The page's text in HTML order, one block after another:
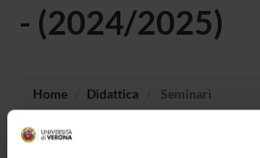
- (2024/2025)
Home Didattica Seminari
Non è stato trovato alcun seminario